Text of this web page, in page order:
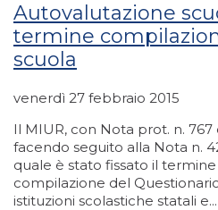
Autovalutazione
termine
scuola
venerdì 27 febbraio 2015
Il MIUR, con Nota prot. n. 767
facendo seguito alla Nota n.
quale è stato fissato il
compilazione del
istituzioni scolastiche statali e...